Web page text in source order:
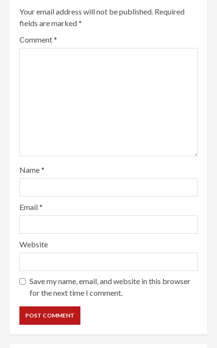
Your email address will not be published. Required
fields are marked*
Comment*
Name*
Email*
Website
Save my name, email, and website in this browser
for the next time I comment.